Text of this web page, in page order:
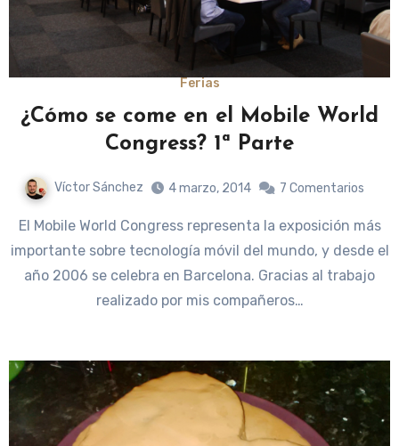
Ferias
¿Cómo se come en el Mobile World
Congress? 1ª Parte
Víctor Sánchez 4 marzo, 2014 7 Comentarios
El Mobile World Congress representa la exposición más
importante sobre tecnología móvil del mundo, y desde el
año 2006 se celebra en Barcelona. Gracias al trabajo
realizado por mis compañeros…